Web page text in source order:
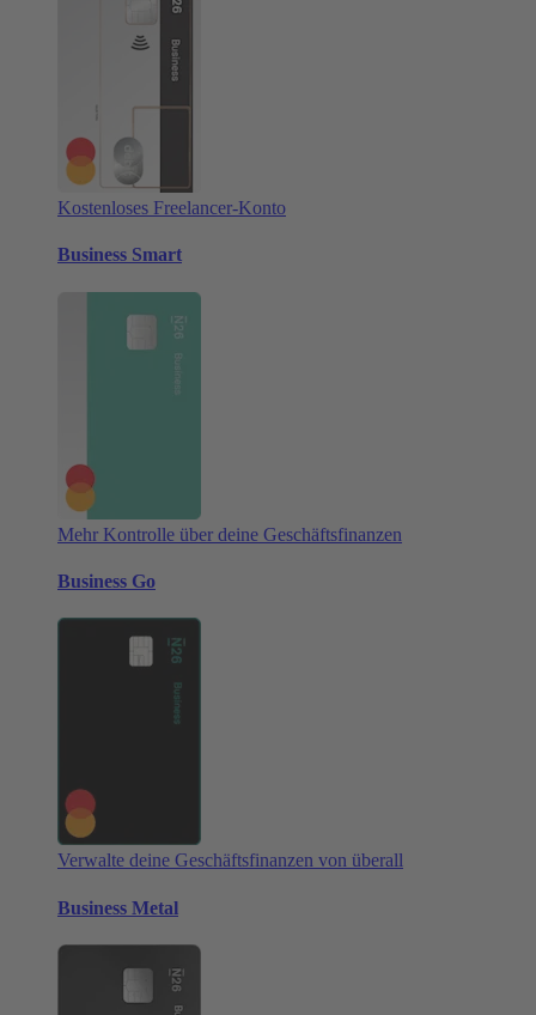
Kostenloses Freelancer-Konto
Business Smart
Mehr Kontrolle über deine Geschäftsfinanzen
Business Go
Verwalte deine Geschäftsfinanzen von überall
Business Metal